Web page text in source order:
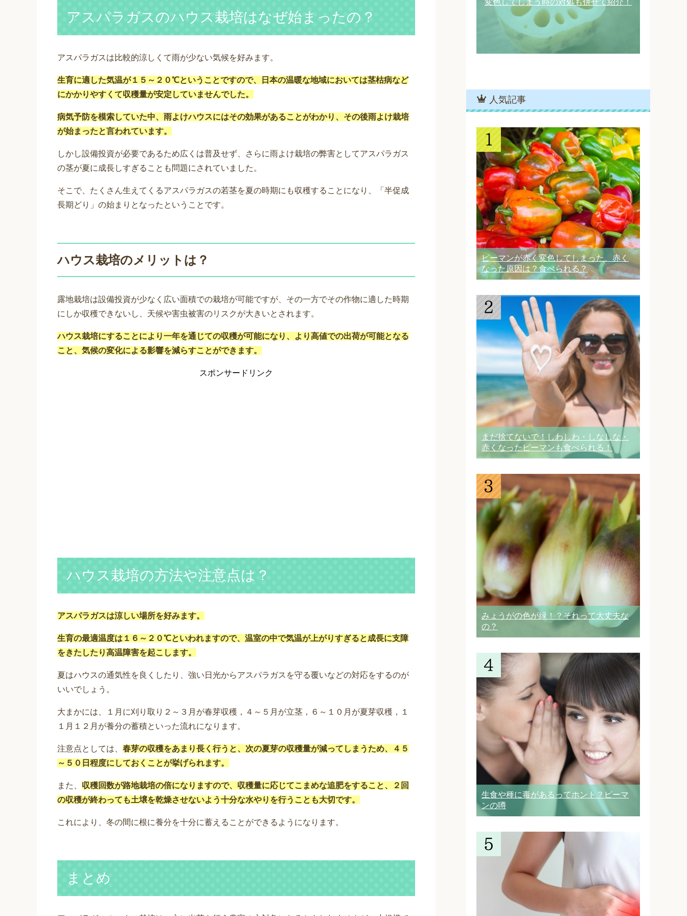
アスパラガスのハウス栽培はなぜ始まったの？
アスパラガスは比較的涼しくて雨が少ない気候を好みます。
生育に適した気温が１５～２０℃ということですので、日本の温暖な地域においては茎枯病など
にかかりやすくて収穫量が安定していませんでした。
病気予防を模索していた中、雨よけハウスにはその効果があることがわかり、その後雨よけ栽培
が始まったと言われています。
しかし設備投資が必要であるため広くは普及せず、さらに雨よけ栽培の弊害としてアスパラガス
の茎が夏に成長しすぎることも問題にされていました。
そこで、たくさん生えてくるアスパラガスの若茎を夏の時期にも収穫することになり、「半促成
長期どり」の始まりとなったということです。
ハウス栽培のメリットは？
露地栽培は設備投資が少なく広い面積での栽培が可能ですが、その一方でその作物に適した時期
にしか収穫できないし、天候や害虫被害のリスクが大きいとされます。
ハウス栽培にすることにより一年を通じての収穫が可能になり、より高値での出荷が可能となる
こと、気候の変化による影響を減らすことができます。
スポンサードリンク
ハウス栽培の方法や注意点は？
アスパラガスは涼しい場所を好みます。
生育の最適温度は１６～２０℃といわれますので、温室の中で気温が上がりすぎると成長に支障
をきたしたり高温障害を起こします。
夏はハウスの通気性を良くしたり、強い日光からアスパラガスを守る覆いなどの対応をするのが
いいでしょう。
大まかには、１月に刈り取り２～３月が春芽収穫，４～５月が立茎，６～１０月が夏芽収穫，１
１月１２月が養分の蓄積といった流れになります。
注意点としては、 春芽の収穫をあまり長く行うと、次の夏芽の収穫量が減ってしまうため、４５
～５０日程度にしておくことが挙げられます。
また、 収穫回数が路地栽培の倍になりますので、収穫量に応じてこまめな追肥をすること、２回
の収穫が終わっても土壌を乾燥させないよう十分な水やりを行うことも大切です。
これにより、冬の間に根に養分を十分に蓄えることができるようになります。
まとめ
変色してしまう時の対処も併せて紹介！
人気記事
ピーマンが赤く変色してしまった、赤く
なった原因は？食べられる？
まだ捨てないで！しわしわ・しなしな・
赤くなったピーマンも食べられる！
みょうがの色が緑！？それって大丈夫な
の？
生食や種に毒があるってホント？ピーマ
ンの噂